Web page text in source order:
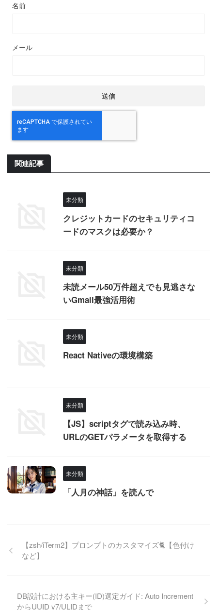
名前
メール
関連記事
未分類
クレジットカードのセキュリティコ
ードのマスクは必要か？
未分類
未読メール50万件超えでも見逃さな
いGmail最強活用術
未分類
React Nativeの環境構築
未分類
【JS】scriptタグで読み込み時、
URLのGETパラメータを取得する
未分類
「人月の神話」を読んで
【zsh/iTerm2】プロンプトのカスタマイズ🐈【色付け
など】
DB設計における主キー(ID)選定ガイド: Auto Increment
からUUID v7/ULIDまで